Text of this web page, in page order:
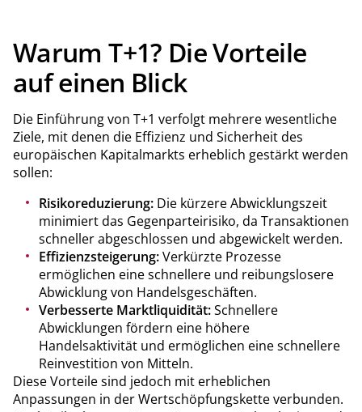
Warum T+1? Die Vorteile
auf einen Blick
Die Einführung von T+1 verfolgt mehrere wesentliche
Ziele, mit denen die Effizienz und Sicherheit des
europäischen Kapitalmarkts erheblich gestärkt werden
sollen:
Risikoreduzierung: Die kürzere Abwicklungszeit
minimiert das Gegenparteirisiko, da Transaktionen
schneller abgeschlossen und abgewickelt werden.
Effizienzsteigerung:Verkürzte Prozesse
ermöglichen eine schnellere und reibungslosere
Abwicklung von Handelsgeschäften.
Verbesserte Marktliquidität:Schnellere
Abwicklungen fördern eine höhere
Handelsaktivität und ermöglichen eine schnellere
Reinvestition von Mitteln.
Diese Vorteile sind jedoch mit erheblichen
Anpassungen in der Wertschöpfungskette verbunden.